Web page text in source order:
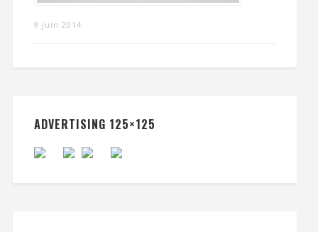
9 juin 2014
ADVERTISING 125×125